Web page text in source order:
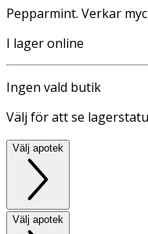
Pepparmint. Verkar
I lager online
Ingen vald butik
Välj för att se
Välj apotek
Välj apotek